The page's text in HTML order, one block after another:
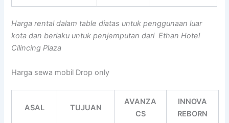
Harga rental dalam table diatas untuk penggunaan luar
kota dan berlaku untuk penjemputan dari Ethan Hotel
Cilincing Plaza
Harga sewa mobil Drop only
ASAL TUJUAN
AVANZA
CS
INNOVA
REBORN